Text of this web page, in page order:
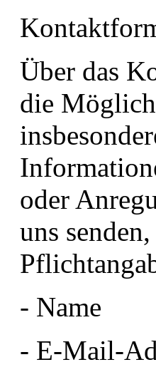
Über das
die
oder
uns
- Name
- E-Mail-